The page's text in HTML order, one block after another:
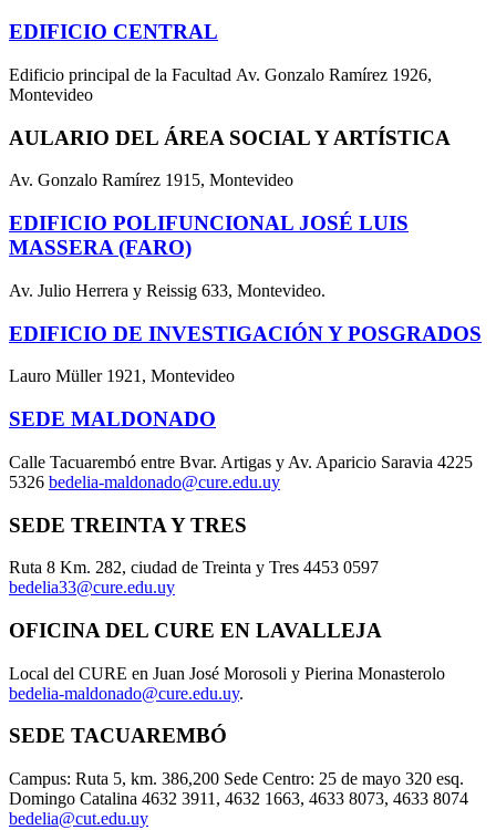
EDIFICIO CENTRAL
Edificio principal de la Facultad Av. Gonzalo Ramírez 1926,
Montevideo
AULARIO DEL ÁREA SOCIAL Y ARTÍSTICA
Av. Gonzalo Ramírez 1915, Montevideo
EDIFICIO POLIFUNCIONAL JOSÉ LUIS
MASSERA (FARO)
Av. Julio Herrera y Reissig 633, Montevideo.
EDIFICIO DE INVESTIGACIÓN Y POSGRADOS
Lauro Müller 1921, Montevideo
SEDE MALDONADO
Calle Tacuarembó entre Bvar. Artigas y Av. Aparicio Saravia 4225
5326 bedelia-maldonado@cure.edu.uy
SEDE TREINTA Y TRES
Ruta 8 Km. 282, ciudad de Treinta y Tres 4453 0597
bedelia33@cure.edu.uy
OFICINA DEL CURE EN LAVALLEJA
Local del CURE en Juan José Morosoli y Pierina Monasterolo
bedelia-maldonado@cure.edu.uy.
SEDE TACUAREMBÓ
Campus: Ruta 5, km. 386,200 Sede Centro: 25 de mayo 320 esq.
Domingo Catalina 4632 3911, 4632 1663, 4633 8073, 4633 8074
bedelia@cut.edu.uy